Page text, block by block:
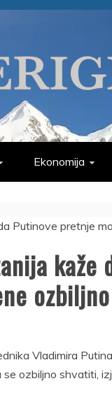
Ekonomija
kaže
ozbiljno
Vladimira
se ozbiljno shvatiti,